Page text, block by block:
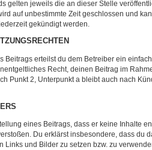
gelten jeweils die an dieser Stelle
auf unbestimmte Zeit geschlossen und
gekündigt werden.
Beitrags erteilst du dem Betreiber ein
Recht, deinen Beitrag im
Punkt 2, Unterpunkt a bleibt auch nach
eines Beitrags, dass er keine Inhalte
Du erklärst insbesondere, dass du
Links und Bilder zu setzen bzw. zu